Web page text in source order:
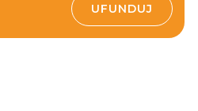
UFUNDUJ